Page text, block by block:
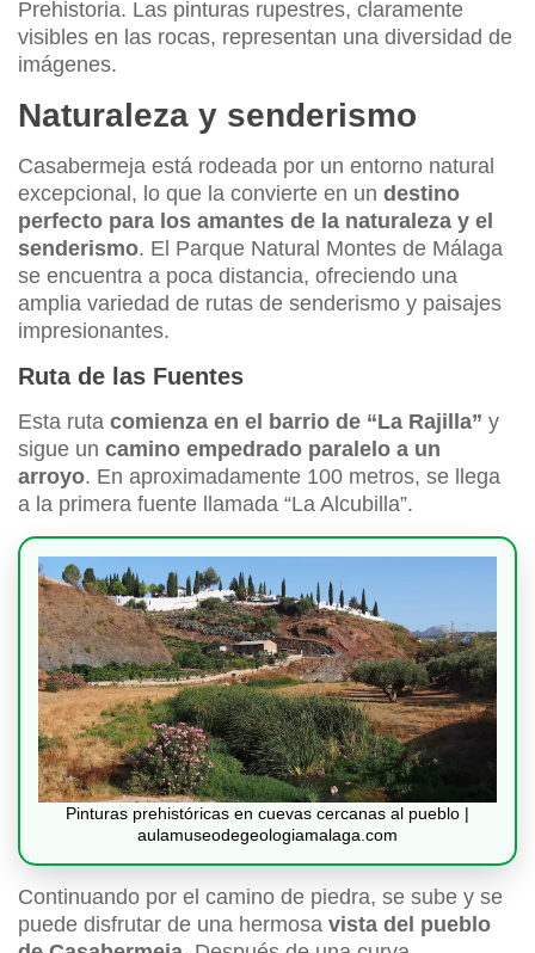
Prehistoria. Las pinturas rupestres, claramente
visibles en las rocas, representan una diversidad de
imágenes.
Naturaleza y senderismo
Casabermeja está rodeada por un entorno natural
excepcional, lo que la convierte en un destino
perfecto para los amantes de la naturaleza y el
senderismo. El Parque Natural Montes de Málaga
se encuentra a poca distancia, ofreciendo una
amplia variedad de rutas de senderismo y paisajes
impresionantes.
Ruta de las Fuentes
Esta ruta comienza en el barrio de “La Rajilla” y
sigue un camino empedrado paralelo a un
arroyo. En aproximadamente 100 metros, se llega
a la primera fuente llamada “La Alcubilla”.
Pinturas prehistóricas en cuevas cercanas al pueblo |
aulamuseodegeologiamalaga.com
Continuando por el camino de piedra, se sube y se
puede disfrutar de una hermosa vista del pueblo